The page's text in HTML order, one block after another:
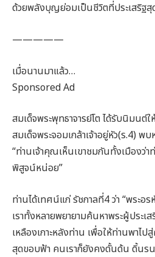
ด้วยพลังบุญย่อมเป็นชีวิตที่ประเสริฐสุ
—————
เมื่อนานมาแล้ว…
Sponsored Ad
สมเด็จพระพุทธาจารย์โต ได้รับนิมนต์
สมเด็จพระจอมเกล้าเจ้าอยู่หัว(ร.4)
“ท่านเจ้าคุณเห็นเขาชมกันทั้งเมือง
พิสูจน์หน่อย”
ท่านได้เทศน์แก่ รัชกาลที่4 ว่า “พระอ
เราทั้งหลายพยายามค้นหาพระผู้ประเ
เหลืองเกาะหลังท่าน เพื่อให้ท่านพาไป
สุดขอบฟ้า คนเราก็ยังคงดั้นด้น ดิ้นรน